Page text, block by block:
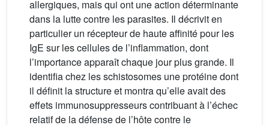
allergiques, mais qui ont une action déterminante
dans la lutte contre les parasites. Il décrivit en
particulier un récepteur de haute affinité pour les
IgE sur les cellules de l’inflammation, dont
l’importance apparaît chaque jour plus grande. Il
identifia chez les schistosomes une protéine dont
il définit la structure et montra qu’elle avait des
effets immunosuppresseurs contribuant à l’échec
relatif de la défense de l’hôte contre le